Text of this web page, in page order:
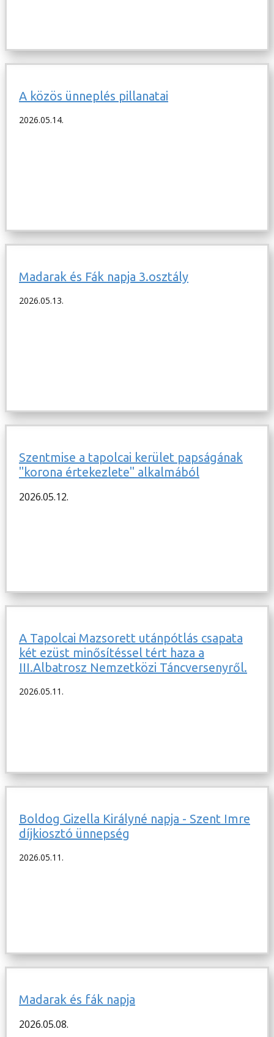
A közös ünneplés pillanatai
2026.05.14.
Madarak és Fák napja 3.osztály
2026.05.13.
Szentmise a tapolcai kerület papságának
"korona értekezlete" alkalmából
2026.05.12.
A Tapolcai Mazsorett utánpótlás csapata
két ezüst minősítéssel tért haza a
III.Albatrosz Nemzetközi Táncversenyről.
2026.05.11.
Boldog Gizella Királyné napja - Szent Imre
díjkiosztó ünnepség
2026.05.11.
Madarak és fák napja
2026.05.08.